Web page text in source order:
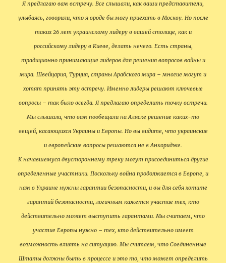
Я предлагаю вам встречу. Все слышали, как ваши представители,
улыбаясь, говорили, что я вроде бы могу приехать в Москву. Но после
таких 26 лет украинскому лидеру в вашей столице, как и
российскому лидеру в Киеве, делать нечего. Есть страны,
традиционно принимающие лидеров для решения вопросов войны и
мира. Швейцария, Турция, страны Арабского мира – многие могут и
хотят принять эту встречу. Именно лидеры решают ключевые
вопросы – так было всегда. Я предлагаю определить точку встречи.
Мы слышали, что вам пообещали на Аляске решение каких-то
вещей, касающихся Украины и Европы. Но вы видите, что украинские
и европейские вопросы решаются не в Анкоридже.
К начавшемуся двустороннему треку могут присоединиться другие
определенные участники. Поскольку война продолжается в Европе, и
нам в Украине нужны гарантии безопасности, и вы для себя хотите
гарантий безопасности, логичным кажется участие тех, кто
действительно может выступить гарантами. Мы считаем, что
участие Европы нужно – тех, кто действительно имеет
возможность влиять на ситуацию. Мы считаем, что Соединенные
Штаты должны быть в процессе и это то, что может определить